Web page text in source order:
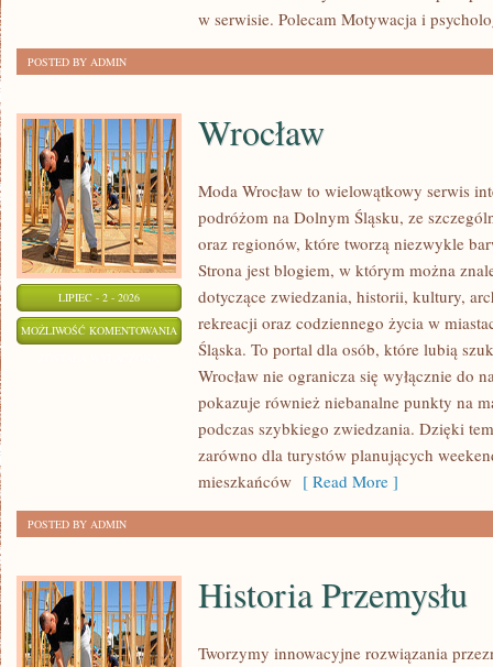
w serwisie. Polecam Motywacja i
POSTED BY ADMIN
LIPIEC - 2 - 2026
MOŻLIWOŚĆ KOMENTOWANIA WROCŁAW
Wrocław
Moda Wrocław to wielowątkowy serwis
podróżom na Dolnym Śląsku, ze
oraz regionów, które tworzą niezwykle
Strona jest blogiem, w którym można
dotyczące zwiedzania, historii, kultury,
rekreacji oraz codziennego życia w
Śląska. To portal dla osób, które lubią
Wrocław nie ogranicza się wyłącznie do
pokazuje również niebanalne punkty na
podczas szybkiego zwiedzania. Dzięki
zarówno dla turystów planujących
mieszkańców [ Read More ]
POSTED BY ADMIN
Historia Przemysłu
Tworzymy innowacyjne rozwiązania